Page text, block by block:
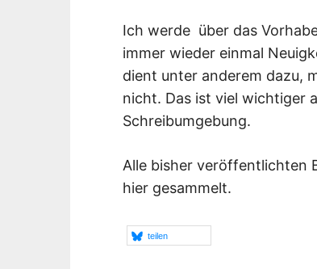
Ich werde über das
immer wieder einmal
dient unter anderem dazu,
nicht. Das ist viel wichtiger
Schreibumgebung.
Alle bisher veröffentlichten
hier gesammelt.
teilen